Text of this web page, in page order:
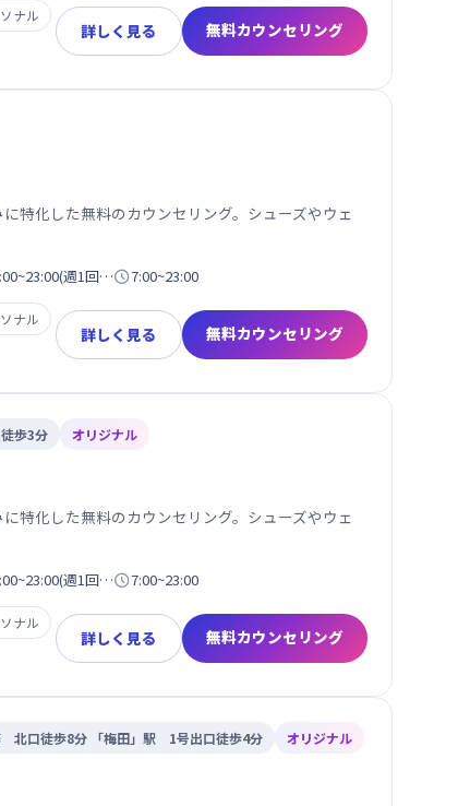
ナル
詳しく見る 無料カウンセリング
特化した無料のカウンセリング。シューズやウェ
週1回…7:00~23:00
ナル
詳しく見る 無料カウンセリング
歩3分 オリジナル
特化した無料のカウンセリング。シューズやウェ
週1回…7:00~23:00
ナル
詳しく見る 無料カウンセリング
北口徒歩8分 「梅田」駅 1号出口徒歩4分 オリジナル